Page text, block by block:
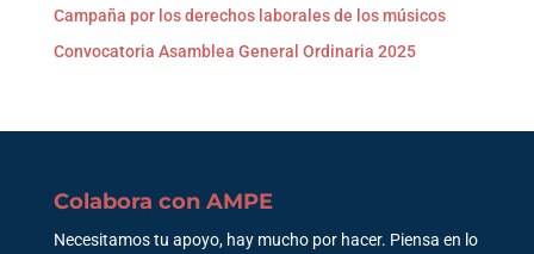
Campaña por los derechos laborales de los músicos
Convocatoria Asamblea General Ordinaria 2025
Colabora con AMPE
Necesitamos tu apoyo, hay mucho por hacer. Piensa en lo